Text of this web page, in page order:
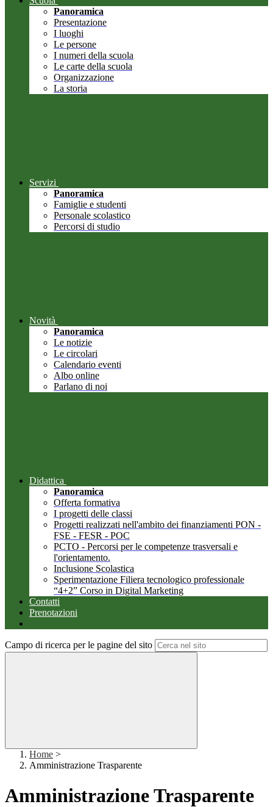
Panoramica
Presentazione
I luoghi
Le persone
I numeri della scuola
Le carte della scuola
Organizzazione
La storia
Servizi
Panoramica
Famiglie e studenti
Personale scolastico
Percorsi di studio
Novità
Panoramica
Le notizie
Le circolari
Calendario eventi
Albo online
Parlano di noi
Didattica
Panoramica
Offerta formativa
I progetti delle classi
Progetti realizzati nell'ambito dei finanziamenti PON -
FSE - FESR - POC
PCTO - Percorsi per le competenze trasversali e
l'orientamento.
Inclusione Scolastica
Sperimentazione Filiera tecnologico professionale
“4+2” Corso in Digital Marketing
Contatti
Prenotazioni
Campo di ricerca per le pagine del sito
Home >
Amministrazione Trasparente
Amministrazione Trasparente